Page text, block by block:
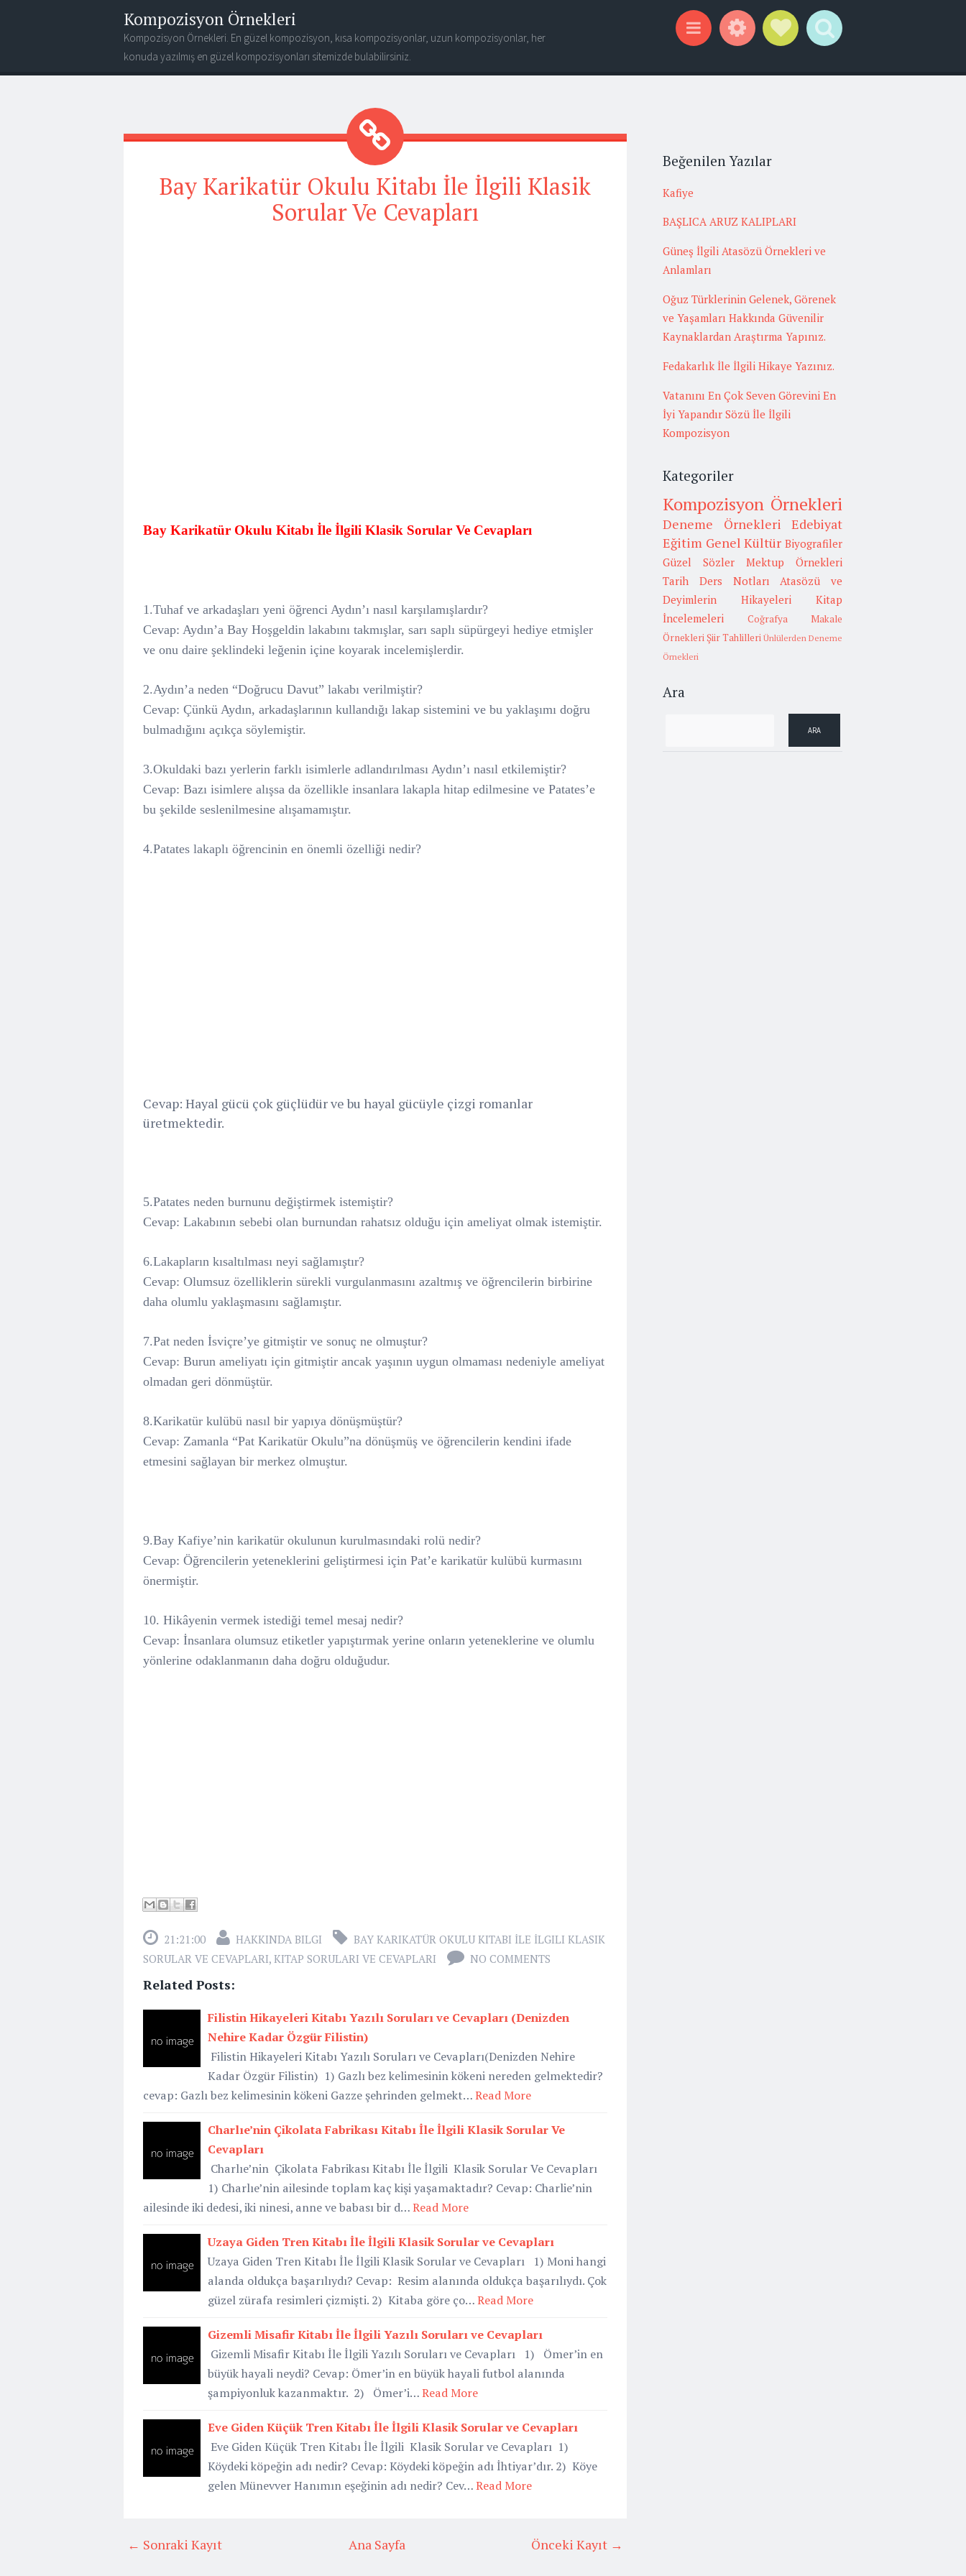
Kompozisyon Örnekleri
Kompozisyon Örnekleri. En güzel kompozisyon, kısa kompozisyonlar, uzun kompozisyonlar, her
konuda yazılmış en güzel kompozisyonları sitemizde bulabilirsiniz.
Bay Karikatür Okulu Kitabı İle İlgili Klasik
Sorular Ve Cevapları
Bay Karikatür Okulu Kitabı İle İlgili Klasik Sorular Ve Cevapları
1.Tuhaf ve arkadaşları yeni öğrenci Aydın’ı nasıl karşılamışlardır?
Cevap: Aydın’a Bay Hoşgeldin lakabını takmışlar, sarı saplı süpürgeyi hediye etmişler
ve onu daire şeklindeki leğenin içine koyarak incelemişlerdir.
2.Aydın’a neden “Doğrucu Davut” lakabı verilmiştir?
Cevap: Çünkü Aydın, arkadaşlarının kullandığı lakap sistemini ve bu yaklaşımı doğru
bulmadığını açıkça söylemiştir.
3.Okuldaki bazı yerlerin farklı isimlerle adlandırılması Aydın’ı nasıl etkilemiştir?
Cevap: Bazı isimlere alışsa da özellikle insanlara lakapla hitap edilmesine ve Patates’e
bu şekilde seslenilmesine alışamamıştır.
4.Patates lakaplı öğrencinin en önemli özelliği nedir?
Cevap: Hayal gücü çok güçlüdür ve bu hayal gücüyle çizgi romanlar
üretmektedir.
5.Patates neden burnunu değiştirmek istemiştir?
Cevap: Lakabının sebebi olan burnundan rahatsız olduğu için ameliyat olmak istemiştir.
6.Lakapların kısaltılması neyi sağlamıştır?
Cevap: Olumsuz özelliklerin sürekli vurgulanmasını azaltmış ve öğrencilerin birbirine
daha olumlu yaklaşmasını sağlamıştır.
7.Pat neden İsviçre’ye gitmiştir ve sonuç ne olmuştur?
Cevap: Burun ameliyatı için gitmiştir ancak yaşının uygun olmaması nedeniyle ameliyat
olmadan geri dönmüştür.
8.Karikatür kulübü nasıl bir yapıya dönüşmüştür?
Cevap: Zamanla “Pat Karikatür Okulu”na dönüşmüş ve öğrencilerin kendini ifade
etmesini sağlayan bir merkez olmuştur.
9.Bay Kafiye’nin karikatür okulunun kurulmasındaki rolü nedir?
Cevap: Öğrencilerin yeteneklerini geliştirmesi için Pat’e karikatür kulübü kurmasını
önermiştir.
10. Hikâyenin vermek istediği temel mesaj nedir?
Cevap: İnsanlara olumsuz etiketler yapıştırmak yerine onların yeteneklerine ve olumlu
yönlerine odaklanmanın daha doğru olduğudur.
21:21:00 HAKKINDA BILGI
BAY KARIKATÜR OKULU KITABI İLE İLGILI KLASIK
SORULAR VE CEVAPLARI, KITAP SORULARI VE CEVAPLARI NO COMMENTS
Related Posts:
Filistin Hikayeleri Kitabı Yazılı Soruları ve Cevapları (Denizden
Nehire Kadar Özgür Filistin)
Filistin Hikayeleri Kitabı Yazılı Soruları ve Cevapları(Denizden Nehire
Kadar Özgür Filistin) 1) Gazlı bez kelimesinin kökeni nereden gelmektedir?
cevap: Gazlı bez kelimesinin kökeni Gazze şehrinden gelmekt…Read More
Charlıe’nin Çikolata Fabrikası Kitabı İle İlgili Klasik Sorular Ve
Cevapları
Charlıe’nin Çikolata Fabrikası Kitabı İle İlgili Klasik Sorular Ve Cevapları
1) Charlıe’nin ailesinde toplam kaç kişi yaşamaktadır? Cevap: Charlie’nin
ailesinde iki dedesi, iki ninesi, anne ve babası bir d…Read More
Uzaya Giden Tren Kitabı İle İlgili Klasik Sorular ve Cevapları
Uzaya Giden Tren Kitabı İle İlgili Klasik Sorular ve Cevapları 1) Moni hangi
alanda oldukça başarılıydı? Cevap: Resim alanında oldukça başarılıydı. Çok
güzel zürafa resimleri çizmişti. 2) Kitaba göre ço…Read More
Gizemli Misafir Kitabı İle İlgili Yazılı Soruları ve Cevapları
Gizemli Misafir Kitabı İle İlgili Yazılı Soruları ve Cevapları 1) Ömer’in en
büyük hayali neydi? Cevap: Ömer’in en büyük hayali futbol alanında
şampiyonluk kazanmaktır. 2) Ömer’i…Read More
Eve Giden Küçük Tren Kitabı İle İlgili Klasik Sorular ve Cevapları
Eve Giden Küçük Tren Kitabı İle İlgili Klasik Sorular ve Cevapları 1)
Köydeki köpeğin adı nedir? Cevap: Köydeki köpeğin adı İhtiyar’dır. 2) Köye
gelen Münevver Hanımın eşeğinin adı nedir? Cev…Read More
← Sonraki Kayıt Önceki Kayıt →
Ana Sayfa
Beğenilen Yazılar
Kafiye
BAŞLICA ARUZ KALIPLARI
Güneş İlgili Atasözü Örnekleri ve
Anlamları
Oğuz Türklerinin Gelenek, Görenek
ve Yaşamları Hakkında Güvenilir
Kaynaklardan Araştırma Yapınız.
Fedakarlık İle İlgili Hikaye Yazınız.
Vatanını En Çok Seven Görevini En
İyi Yapandır Sözü İle İlgili
Kompozisyon
Kategoriler
Kompozisyon Örnekleri
Deneme Örnekleri
Edebiyat
Eğitim Genel Kültür Biyografiler
Güzel Sözler
Mektup Örnekleri
Tarih
Ders Notları
Atasözü ve
Deyimlerin Hikayeleri
Kitap
İncelemeleri
Coğrafya
Makale
Örnekleri Şiir Tahlilleri Ünlülerden Deneme
Örnekleri
Ara